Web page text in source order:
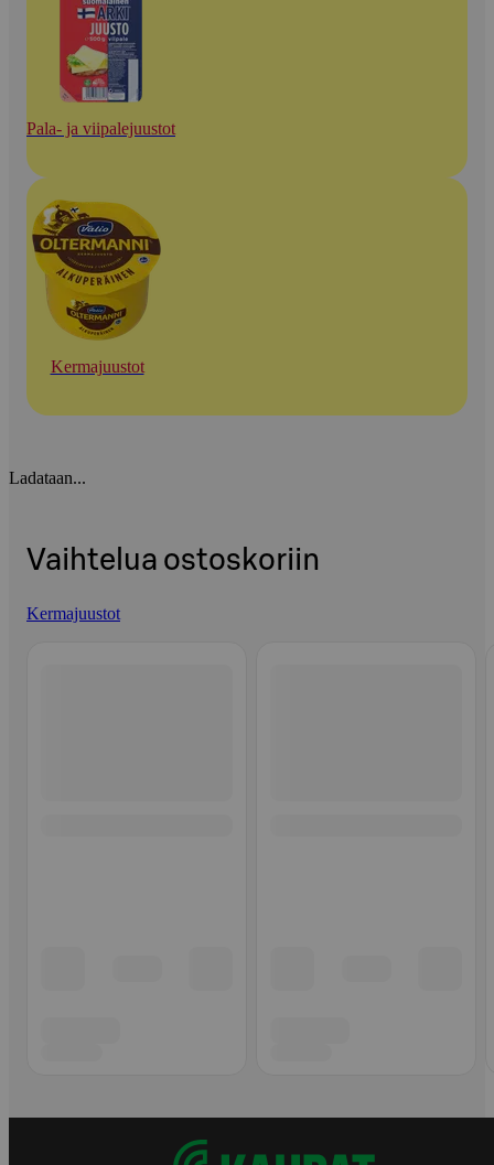
Pala- ja viipalejuustot
Kermajuustot
Ladataan...
Vaihtelua ostoskoriin
Kermajuustot